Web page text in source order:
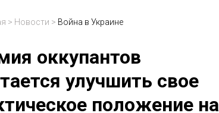
> Новости > Война в Украине
оккупантов
улучшить свое
положение на